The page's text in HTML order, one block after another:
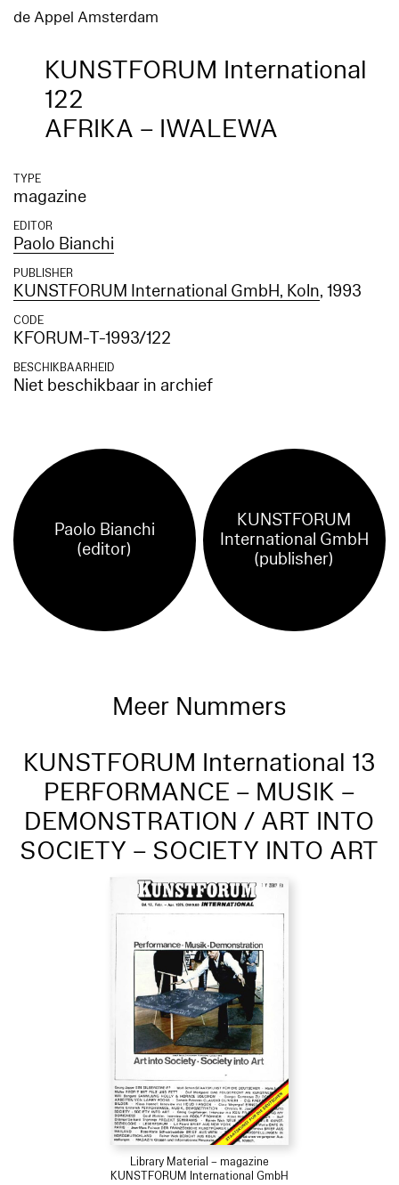
de Appel Amsterdam
KUNSTFORUM International
122
AFRIKA – IWALEWA
TYPE
magazine
EDITOR
Paolo Bianchi
PUBLISHER
KUNSTFORUM International GmbH, Koln, 1993
CODE
KFORUM-T-1993/122
BESCHIKBAARHEID
Niet beschikbaar in archief
Paolo Bianchi
(editor)
KUNSTFORUM
International GmbH
(publisher)
Meer Nummers
KUNSTFORUM International 13
PERFORMANCE – MUSIK –
DEMONSTRATION / ART INTO
SOCIETY – SOCIETY INTO ART
Library Material – magazine
KUNSTFORUM International GmbH